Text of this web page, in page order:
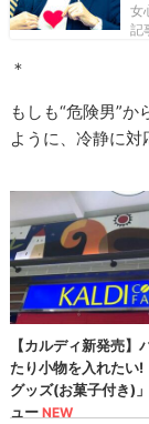
女
記
＊
もしも“危険男”
ように、冷静に対